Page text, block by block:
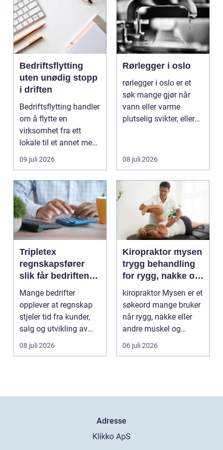
Bedriftsflytting
uten unødig stopp
i driften
Bedriftsflytting handler
om å flytte en
virksomhet fra ett
lokale til et annet med
minst mulig...
09 juli 2026
Rørlegger i oslo
rørlegger i oslo er et
søk mange gjør når
vann eller varme
plutselig svikter, eller
08 juli 2026
Tripletex
regnskapsfører
slik får bedriften
mer ut av
regnskapet
Mange bedrifter
opplever at regnskap
stjeler tid fra kunder,
salg og utvikling av
virksomheten. Samt...
08 juli 2026
Kiropraktor mysen
trygg behandling
for rygg, nakke og
ledd
kiropraktor Mysen er et
søkeord mange bruker
når rygg, nakke eller
andre muskel og
leddplager begynn...
06 juli 2026
Adresse